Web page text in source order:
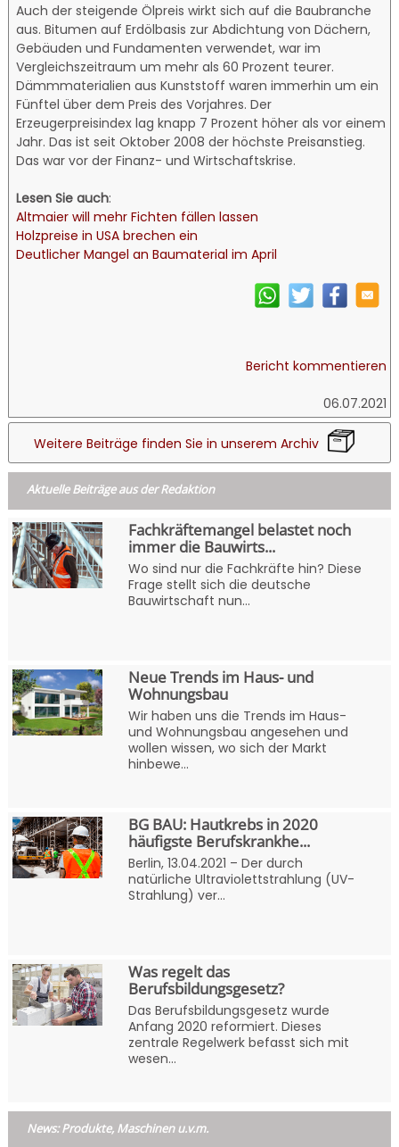
Auch der steigende Ölpreis wirkt sich auf die Baubranche
aus. Bitumen auf Erdölbasis zur Abdichtung von Dächern,
Gebäuden und Fundamenten verwendet, war im
Vergleichszeitraum um mehr als 60 Prozent teurer.
Dämmmaterialien aus Kunststoff waren immerhin um ein
Fünftel über dem Preis des Vorjahres. Der
Erzeugerpreisindex lag knapp 7 Prozent höher als vor einem
Jahr. Das ist seit Oktober 2008 der höchste Preisanstieg.
Das war vor der Finanz- und Wirtschaftskrise.
Lesen Sie auch:
Altmaier will mehr Fichten fällen lassen
Holzpreise in USA brechen ein
Deutlicher Mangel an Baumaterial im April
Bericht kommentieren
06.07.2021
Weitere Beiträge finden Sie in unserem Archiv
Aktuelle Beiträge aus der Redaktion
Fachkräftemangel belastet noch
immer die Bauwirts...
Wo sind nur die Fachkräfte hin? Diese
Frage stellt sich die deutsche
Bauwirtschaft nun...
Neue Trends im Haus- und
Wohnungsbau
Wir haben uns die Trends im Haus-
und Wohnungsbau angesehen und
wollen wissen, wo sich der Markt
hinbewe...
BG BAU: Hautkrebs in 2020
häufigste Berufskrankhe...
Berlin, 13.04.2021 – Der durch
natürliche Ultraviolettstrahlung (UV-
Strahlung) ver...
Was regelt das
Berufsbildungsgesetz?
Das Berufsbildungsgesetz wurde
Anfang 2020 reformiert. Dieses
zentrale Regelwerk befasst sich mit
wesen...
News: Produkte, Maschinen u.v.m.